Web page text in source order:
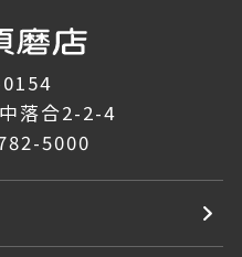
落合2-2-4
5000